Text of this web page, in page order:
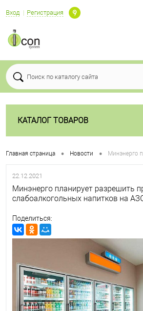
Вход Регистрация
КАТАЛОГ ТОВАРОВ
Главная страница • Новости • Минэнерго
22.12.2021
Минэнерго планирует разрешить
слабоалкогольных напитков на